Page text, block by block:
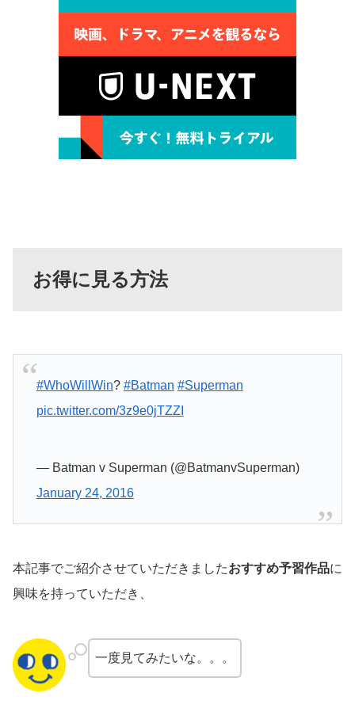
お得に見る方法
#WhoWillWin? #Batman #Superman
pic.twitter.com/3z9e0jTZZI
— Batman v Superman (@BatmanvSuperman)
January 24, 2016
本記事でご紹介させていただきましたおすすめ予習作品に
興味を持っていただき、
一度見てみたいな。。。